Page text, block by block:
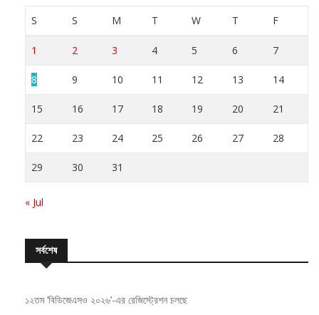
S S M T W T F
1 2 3 4 5 6 7
8 9 10 11 12 13 14
15 16 17 18 19 20 21
22 23 24 25 26 27 28
29 30 31
« Jul
সর্বশেষ
১২তম ‘বিডিজেএসও ২০২৬’-এর রেজিস্ট্রেশন চলছে